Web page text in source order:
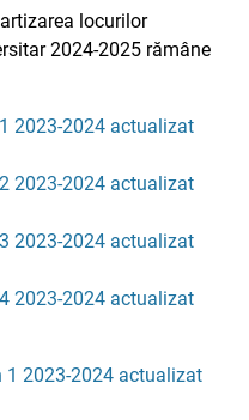
locurilor
2024-2025 rămâne
2023-2024 actualizat
2023-2024 actualizat
2023-2024 actualizat
2023-2024 actualizat
1 2023-2024 actualizat